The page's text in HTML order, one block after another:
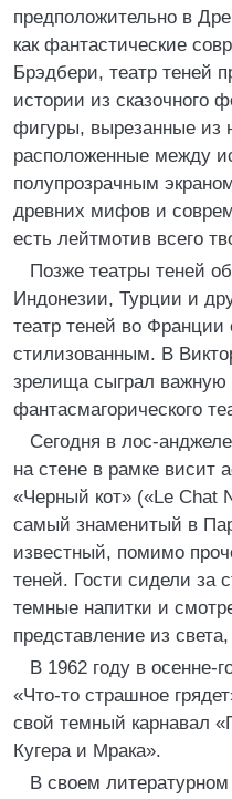
предположительно в
как фантастические
Брэдбери, театр теней
истории из сказочного
фигуры, вырезанные из
расположенные между
полупрозрачным
древних мифов и
есть лейтмотив всего
Позже театры теней
Индонезии, Турции и
театр теней во
стилизованным. В
зрелища сыграл важную
фантасмагорического
Сегодня в лос-
на стене в рамке висит
«Черный кот» («Le Chat
самый знаменитый в
известный, помимо
теней. Гости сидели за
темные напитки и
представление из
В 1962 году в осенне-
«Что-то страшное
свой темный карнавал
Кугера и Мрака».
В своем